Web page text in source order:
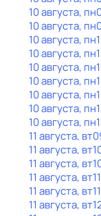
10 августа, пн
10 августа, пн
10 августа, пн
10 августа, пн
10 августа, пн
10 августа, пн
10 августа, пн
10 августа, пн
10 августа, пн
11 августа, вт
11 августа, вт
11 августа, вт
11 августа, вт
11 августа, вт
11 августа, вт